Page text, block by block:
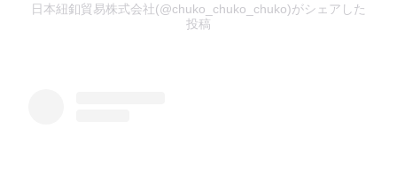
日本紐釦貿易株式会社(@chuko_chuko_chuko)がシェアした
投稿